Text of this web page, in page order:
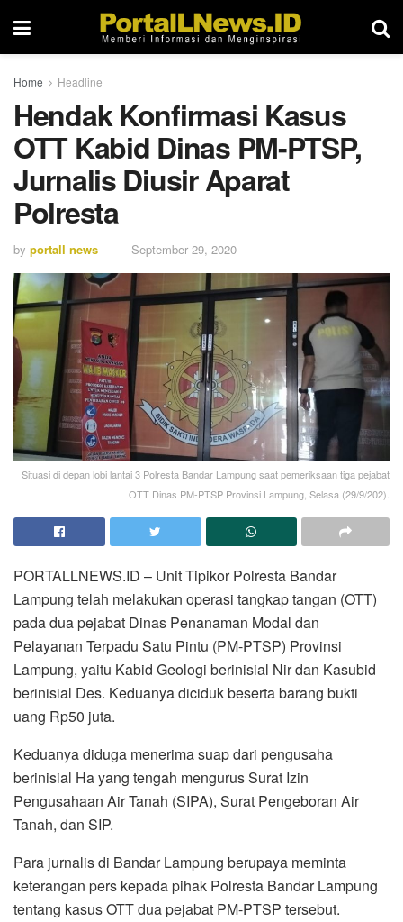
Home Headline
Hendak Konfirmasi Kasus
OTT Kabid Dinas PM-PTSP,
Jurnalis Diusir Aparat
Polresta
by portall news September 29, 2020
Situasi di depan lobi lantai 3 Polresta Bandar Lampung saat pemeriksaan tiga pejabat
OTT Dinas PM-PTSP Provinsi Lampung, Selasa (29/9/202).
PORTALLNEWS.ID – Unit Tipikor Polresta Bandar
Lampung telah melakukan operasi tangkap tangan (OTT)
pada dua pejabat Dinas Penanaman Modal dan
Pelayanan Terpadu Satu Pintu (PM-PTSP) Provinsi
Lampung, yaitu Kabid Geologi berinisial Nir dan Kasubid
berinisial Des. Keduanya diciduk beserta barang bukti
uang Rp50 juta.
Keduanya diduga menerima suap dari pengusaha
berinisial Ha yang tengah mengurus Surat Izin
Pengusahaan Air Tanah (SIPA), Surat Pengeboran Air
Tanah, dan SIP.
Para jurnalis di Bandar Lampung berupaya meminta
keterangan pers kepada pihak Polresta Bandar Lampung
tentang kasus OTT dua pejabat PM-PTSP tersebut.